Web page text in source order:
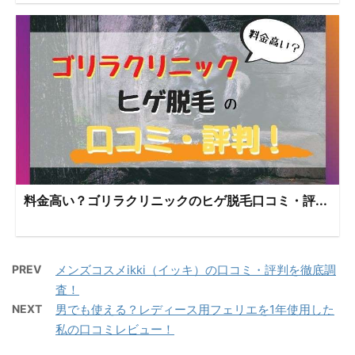
料金高い？ゴリラクリニックのヒゲ脱毛口コミ・評...
PREV
メンズコスメikki（イッキ）の口コミ・評判を徹底調
査！
NEXT
男でも使える？レディース用フェリエを1年使用した
私の口コミレビュー！